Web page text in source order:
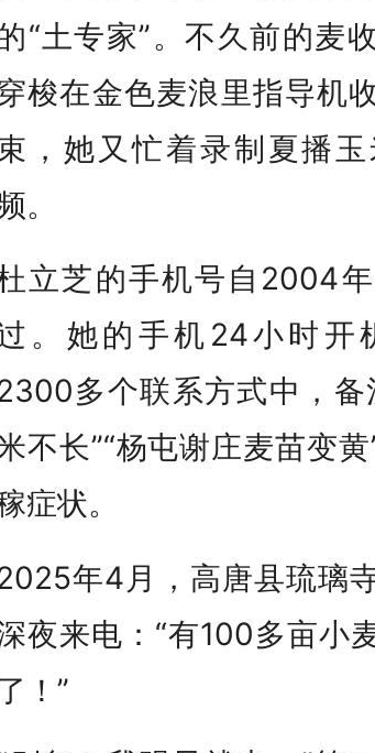
“土专家”。不久前的麦
梭在金色麦浪里指导机
，她又忙着录制夏播
。
立芝的手机号自2004
。她的手机24小时开
多个联系方式中，备
不长”“杨屯谢庄麦苗变
症状。
年4月，高唐县琉璃
夜来电：“有100多亩小
！”